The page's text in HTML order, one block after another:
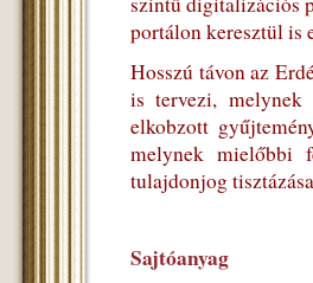
portálon keresztül is
Hosszú távon az
is tervezi, melynek
elkobzott
melynek mielőbbi
tulajdonjog
Sajtóanyag